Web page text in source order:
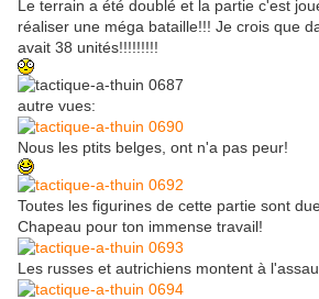
Le terrain a été doublé et la partie c'est
réaliser une méga bataille!!! Je crois que
avait 38 unités!!!!!!!!!
autre vues:
Nous les ptits belges, ont n'a pas peur!
Toutes les figurines de cette partie sont
Chapeau pour ton immense travail!
Les russes et autrichiens montent à